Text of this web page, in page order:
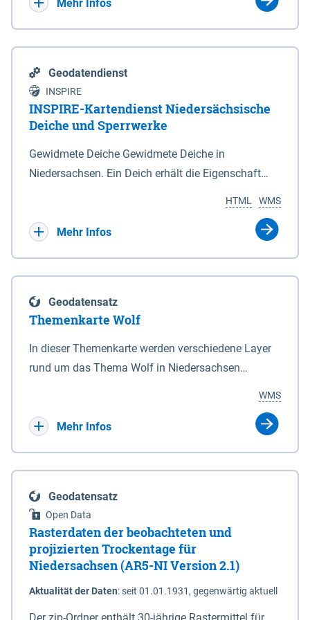
Mehr Infos
Geodatendienst
INSPIRE
INSPIRE-Kartendienst Niedersächsische
Deiche und Sperrwerke
Gewidmete Deiche Gewidmete Deiche in
Niedersachsen. Ein Deich erhält die Eigenschaft
Deichbehörde durch Verordnung ausspricht. Für
enthalten. Sperrwerke Sperrwerke sind Bauwerke
mit Sperrvorrichtungen in Tidegewässern, die dem
Schutz eines Gebietes vor erhöhten Tiden, vor allem
vor Sturmfluten, zu dienen bestimmt sind (§2 Abs.3
Eigenschaft eines Sperrwerkes durch Widmung, die
die Deichbehörde durch Verordnung ausspricht.
WMS
HTML
Mehr Infos
Geodatensatz
Themenkarte Wolf
In dieser Themenkarte werden verschiedene Layer
rund um das Thema Wolf in Niedersachsen
sowie Status der bestehenden Wolfsterritorien im
laufenden Monitoringjahr.
WMS
Mehr Infos
Geodatensatz
Open Data
Rasterdaten der beobachteten und
projizierten Trockentage für
Niedersachsen (AR5-NI Version 2.1)
Aktualität der Daten:seit 01.01.1931, gegenwärtig aktuell